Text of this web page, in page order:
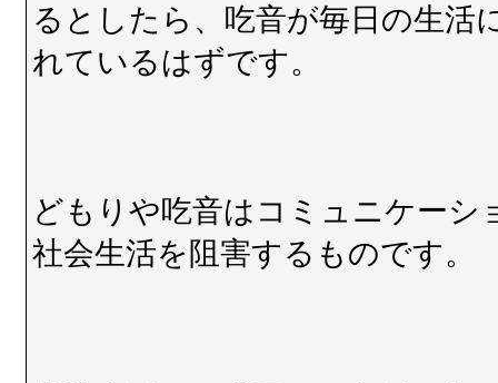
るとしたら、吃音が毎日の生活
れているはずです。
どもりや吃音はコミュニケーシ
社会生活を阻害するものです。